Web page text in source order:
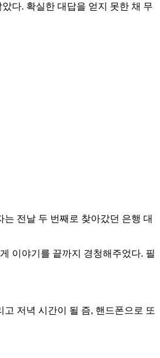
다. 확실한 대답을 얻지 못한 채 무
전날 두 번째로 찾아갔던 은행 대
이야기를 끝까지 경청해주었다. 필
저녁 시간이 될 즘, 핸드폰으로 또